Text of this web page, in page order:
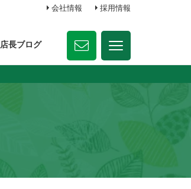
会社情報 採用情報
店長ブログ